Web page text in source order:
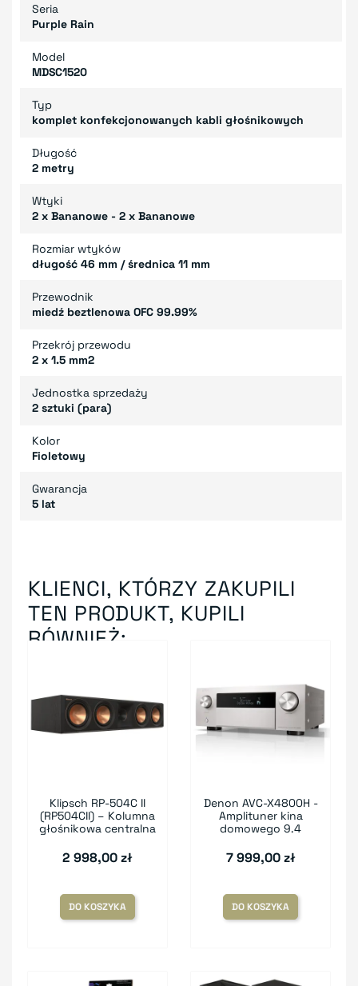
Seria
Purple Rain
Model
MDSC1520
Typ
komplet konfekcjonowanych kabli głośnikowych
Długość
2 metry
Wtyki
2 x Bananowe - 2 x Bananowe
Rozmiar wtyków
długość 46 mm / średnica 11 mm
Przewodnik
miedź beztlenowa OFC 99.99%
Przekrój przewodu
2 x 1.5 mm2
Jednostka sprzedaży
2 sztuki (para)
Kolor
Fioletowy
Gwarancja
5 lat
KLIENCI, KTÓRZY ZAKUPILI
TEN PRODUKT, KUPILI
RÓWNIEŻ:
Klipsch RP-504C II
(RP504CII) – Kolumna
głośnikowa centralna
2 998,00 zł
DO KOSZYKA
Denon AVC-X4800H -
Amplituner kina
domowego 9.4
7 999,00 zł
DO KOSZYKA